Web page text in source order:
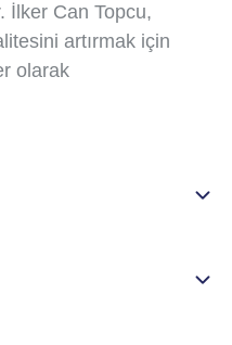
İlker Can Topcu,
artırmak için
olarak